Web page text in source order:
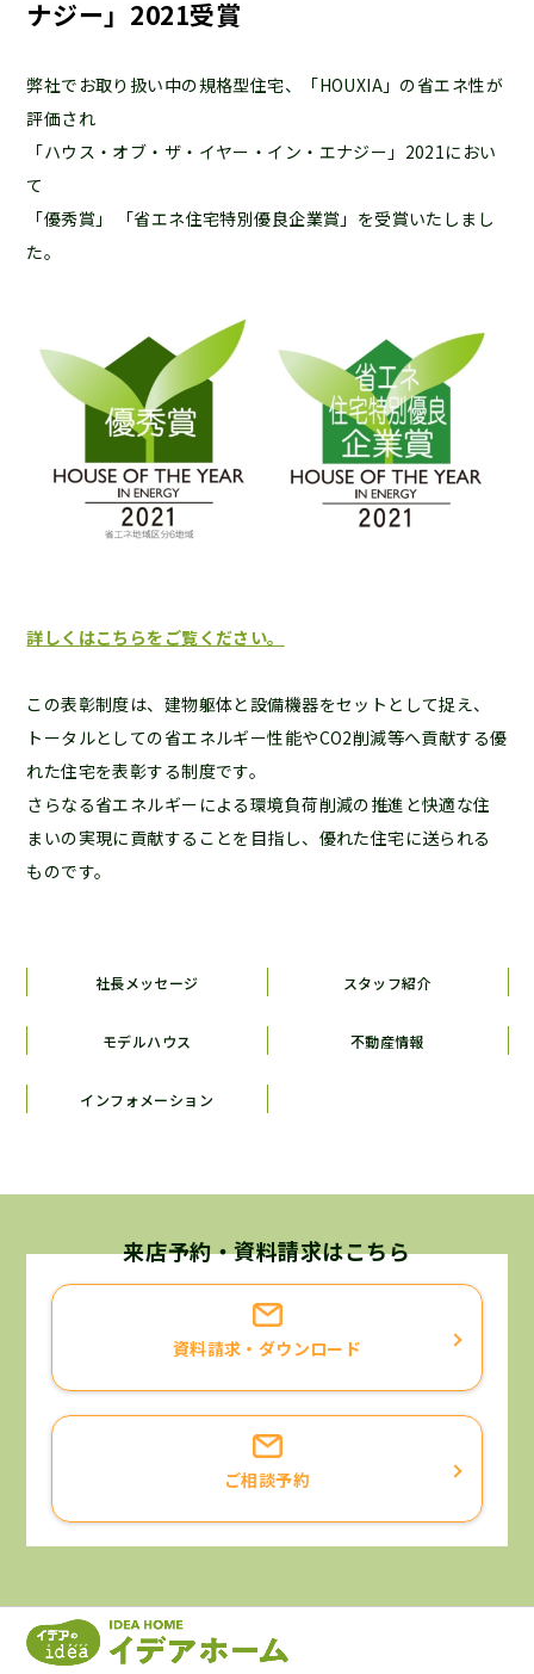
ナジー」2021受賞
弊社でお取り扱い中の規格型住宅、「HOUXIA」の省エネ性が
評価され
「ハウス・オブ・ザ・イヤー・イン・エナジー」2021におい
て
「優秀賞」 「省エネ住宅特別優良企業賞」を受賞いたしまし
た。
詳しくはこちらをご覧ください。
この表彰制度は、建物躯体と設備機器をセットとして捉え、
トータルとしての省エネルギー性能やCO2削減等へ貢献する優
れた住宅を表彰する制度です。
さらなる省エネルギーによる環境負荷削減の推進と快適な住
まいの実現に貢献することを目指し、優れた住宅に送られる
ものです。
社長メッセージ スタッフ紹介
モデルハウス 不動産情報
インフォメーション
来店予約・資料請求はこちら
ご相談予約
資料請求・ダウンロード